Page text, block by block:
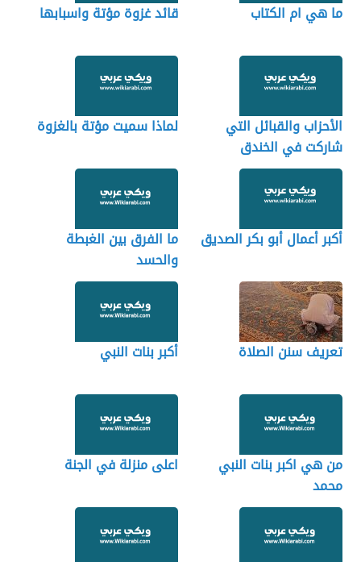
ما هي ام الكتاب قائد غزوة مؤتة واسبابها
الأحزاب والقبائل التي
شاركت في الخندق
لماذا سميت مؤتة بالغزوة
أكبر أعمال أبو بكر الصديق
ما الفرق بين الغبطة
والحسد
تعريف سنن الصلاة أكبر بنات النبي
من هي اكبر بنات النبي
محمد
اعلى منزلة في الجنة